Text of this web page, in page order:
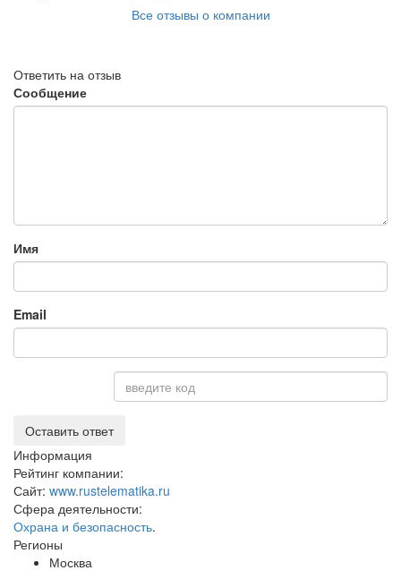
Все отзывы о компании
Ответить на отзыв
Сообщение
Имя
Email
Оставить ответ
Информация
Рейтинг компании:
Сайт: www.rustelematika.ru
Сфера деятельности:
Охрана и безопасность.
Регионы
Москва